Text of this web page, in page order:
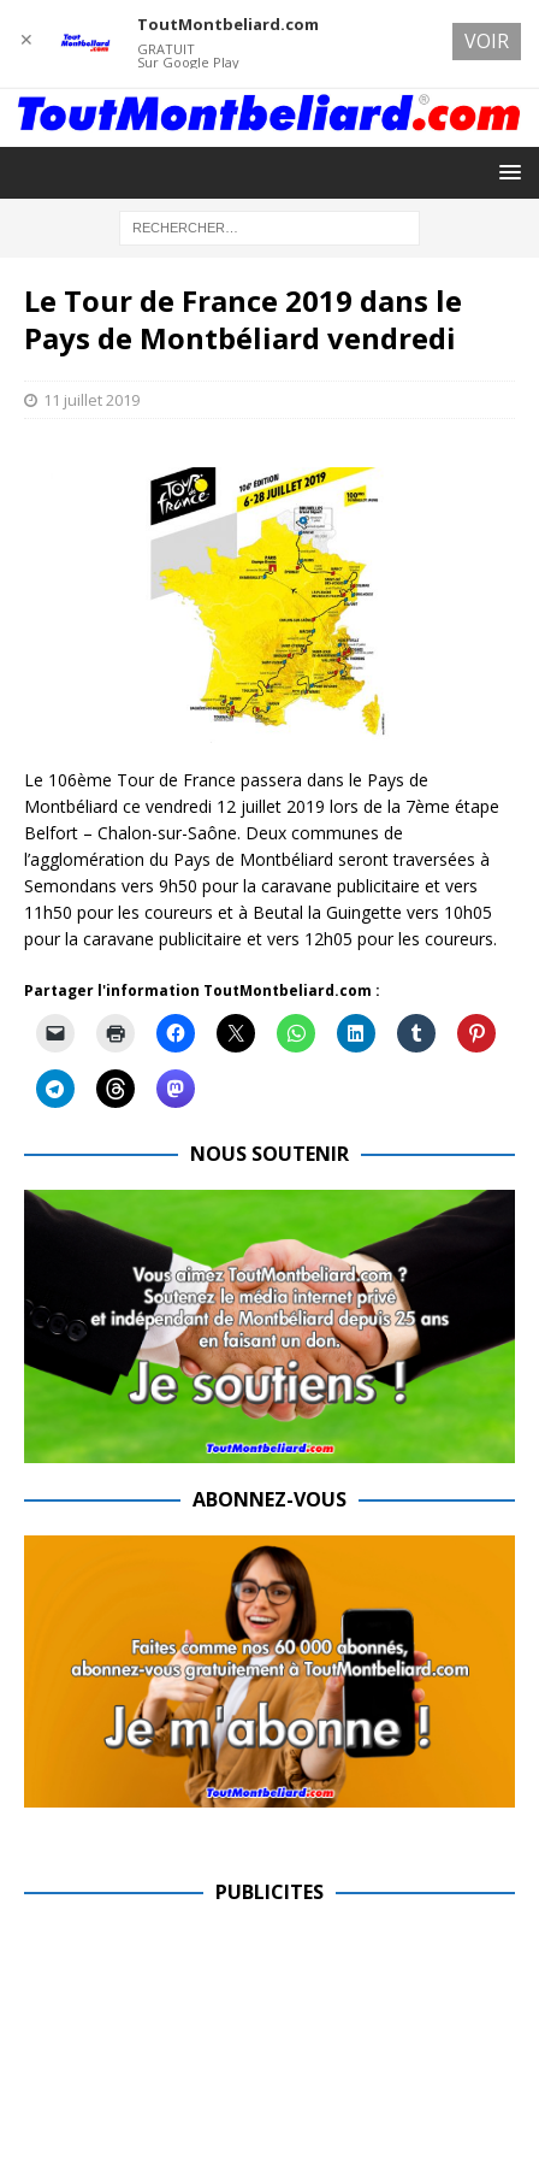
Le Tour de France 2019 dans le
Pays de Montbéliard vendredi
11 juillet 2019
Le 106ème Tour de France passera dans le Pays de
Montbéliard ce vendredi 12 juillet 2019 lors de la 7ème étape
Belfort – Chalon-sur-Saône. Deux communes de
l’agglomération du Pays de Montbéliard seront traversées à
Semondans vers 9h50 pour la caravane publicitaire et vers
11h50 pour les coureurs et à Beutal la Guingette vers 10h05
pour la caravane publicitaire et vers 12h05 pour les coureurs.
Partager l'information ToutMontbeliard.com :
NOUS SOUTENIR
ABONNEZ-VOUS
PUBLICITES
✕
ToutMontbeliard.com
GRATUIT
Sur Google Play
VOIR